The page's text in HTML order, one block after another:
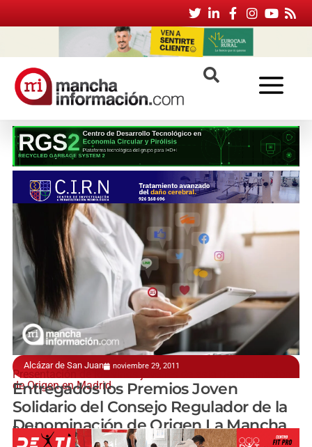
Alcázar de San Juan noviembre 29, 2011
Presentación de los vinos jóvenes de esta Denominación
de Origen en Madrid
Entregados los Premios Joven
Solidario del Consejo Regulador de la
Denominación de Origen La Mancha
P. Atienza